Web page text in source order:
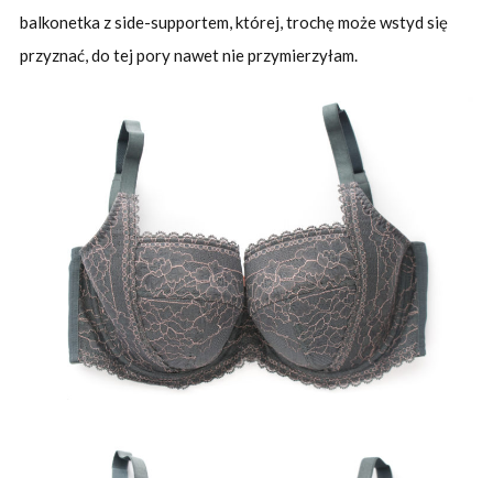
balkonetka z side-supportem, której, trochę może wstyd się
przyznać, do tej pory nawet nie przymierzyłam.